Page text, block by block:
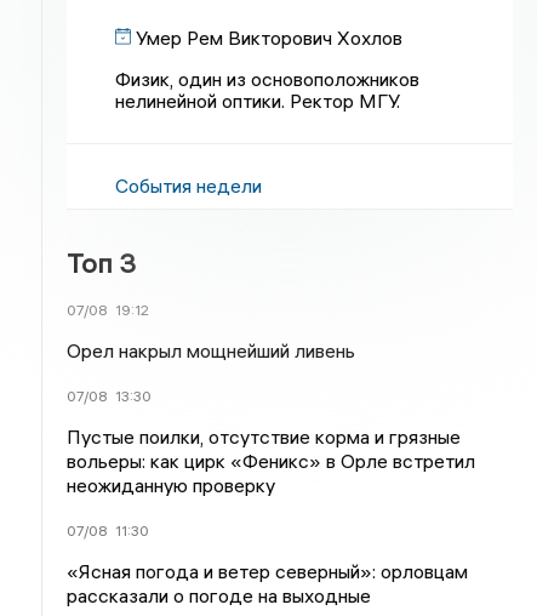
Умер Рем Викторович Хохлов
Физик, один из основоположников
нелинейной оптики. Ректор МГУ.
События недели
Топ 3
07/08 19:12
Орел накрыл мощнейший ливень
07/08 13:30
Пустые поилки, отсутствие корма и грязные
вольеры: как цирк «Феникс» в Орле встретил
неожиданную проверку
07/08 11:30
«Ясная погода и ветер северный»: орловцам
рассказали о погоде на выходные